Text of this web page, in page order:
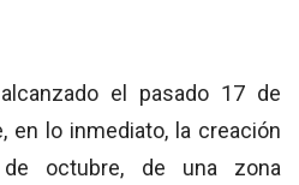
el pasado 17 de
en lo inmediato, la creación
octubre, de una zona